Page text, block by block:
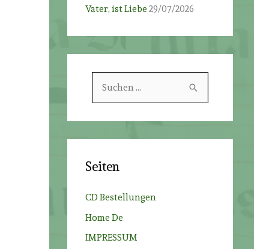
Vater, ist Liebe 29/07/2026
n
h
Seiten
CD Bestellungen
Home De
IMPRESSUM